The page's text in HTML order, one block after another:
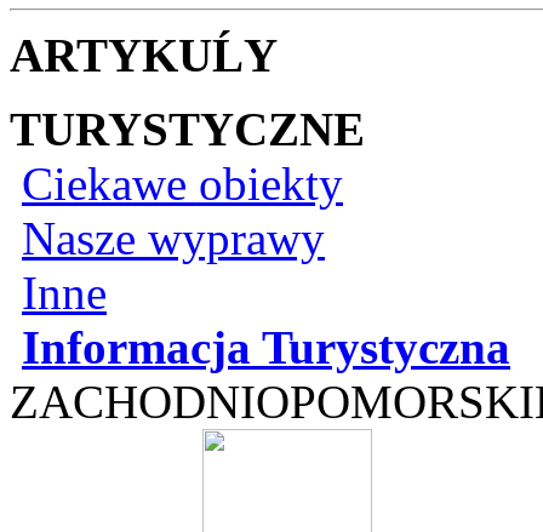
ARTYKUĹY
TURYSTYCZNE
Ciekawe obiekty
Nasze wyprawy
Inne
Informacja Turystyczna